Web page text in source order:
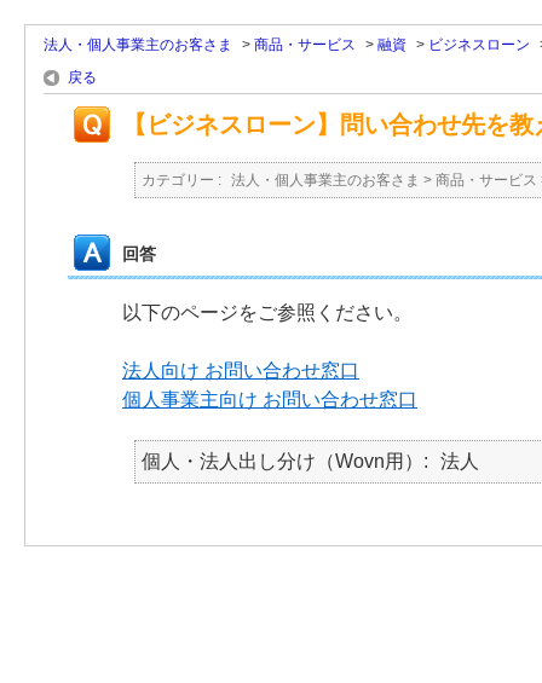
法人・個人事業主のお客さま > 商品・サービス > 融資 > ビジネスローン
戻る
【ビジネスローン】問い合わせ先を
カテゴリー : 法人・個人事業主のお客さま > 商品・サービス
回答
以下のページをご参照ください。
法人向け お問い合わせ窓口
個人事業主向け お問い合わせ窓口
個人・法人出し分け（Wovn用） 法人